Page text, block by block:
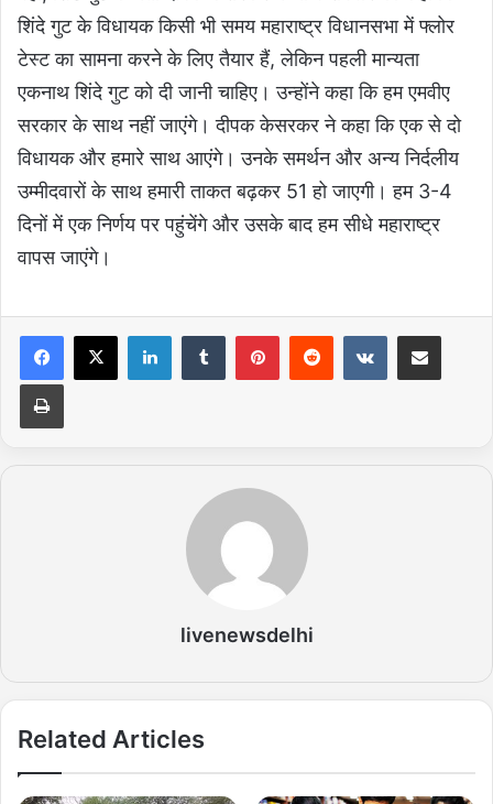
शिंदे गुट के विधायक किसी भी समय महाराष्ट्र विधानसभा में फ्लोर
टेस्ट का सामना करने के लिए तैयार हैं, लेकिन पहली मान्यता
एकनाथ शिंदे गुट को दी जानी चाहिए। उन्होंने कहा कि हम एमवीए
सरकार के साथ नहीं जाएंगे। दीपक केसरकर ने कहा कि एक से दो
विधायक और हमारे साथ आएंगे। उनके समर्थन और अन्य निर्दलीय
उम्मीदवारों के साथ हमारी ताकत बढ़कर 51 हो जाएगी। हम 3-4
दिनों में एक निर्णय पर पहुंचेंगे और उसके बाद हम सीधे महाराष्ट्र
वापस जाएंगे।
livenewsdelhi
Related Articles